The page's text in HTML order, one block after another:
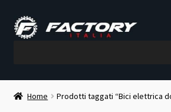
Vai
alla
Vai
al
Il mio account
Home Prodotti taggati “Bici elettrica